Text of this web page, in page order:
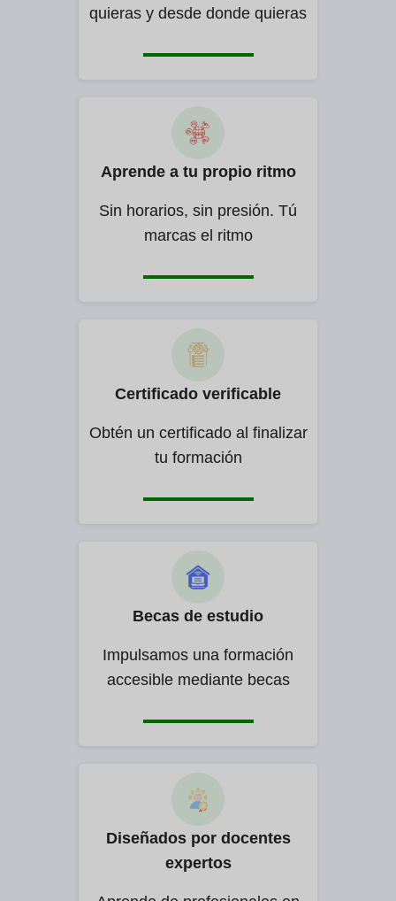
quieras y desde donde quieras
Aprende a tu propio ritmo
Sin horarios, sin presión. Tú
marcas el ritmo
Certificado verificable
Obtén un certificado al finalizar
tu formación
Becas de estudio
Impulsamos una formación
accesible mediante becas
Diseñados por docentes
expertos